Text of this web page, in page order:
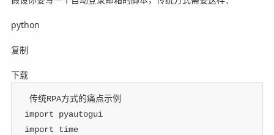
python
复制
下载
传统RPA方式的痛点示例
import pyautogui
import time